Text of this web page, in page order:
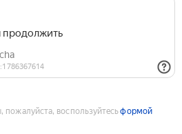
пожалуйста, воспользуйтесьформой